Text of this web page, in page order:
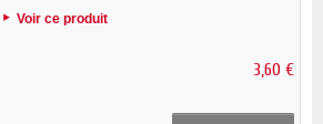
Voir ce produit
3,60 €